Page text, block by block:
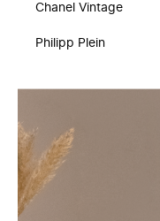
Chanel Vintage
Philipp Plein